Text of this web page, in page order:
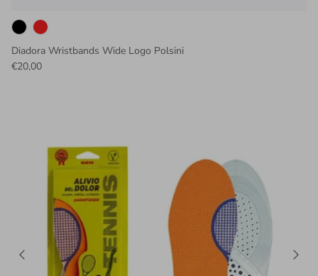
Diadora Wristbands Wide Logo Polsini
€20,00